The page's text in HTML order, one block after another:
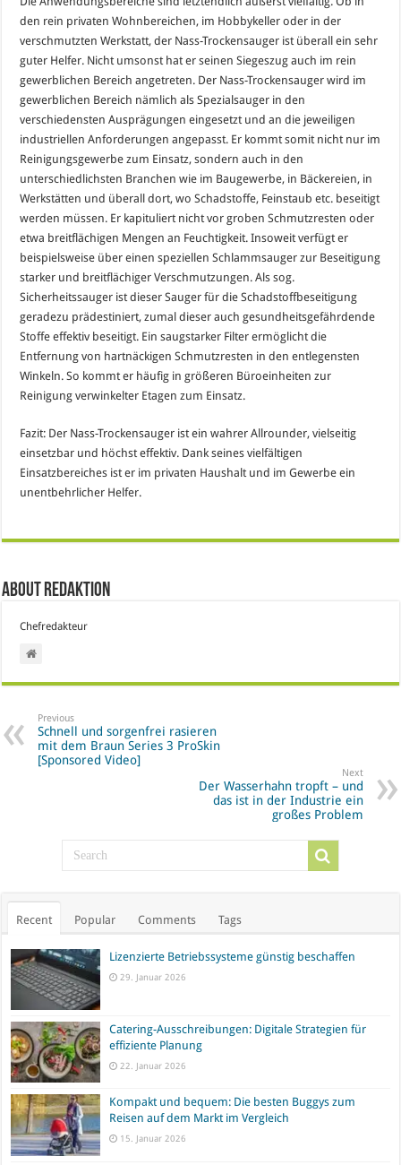
den rein privaten Wohnbereichen, im Hobbykeller oder in der
verschmutzten Werkstatt, der Nass-Trockensauger ist überall ein sehr
guter Helfer. Nicht umsonst hat er seinen Siegeszug auch im rein
gewerblichen Bereich angetreten. Der Nass-Trockensauger wird im
gewerblichen Bereich nämlich als Spezialsauger in den
verschiedensten Ausprägungen eingesetzt und an die jeweiligen
industriellen Anforderungen angepasst. Er kommt somit nicht nur im
Reinigungsgewerbe zum Einsatz, sondern auch in den
unterschiedlichsten Branchen wie im Baugewerbe, in Bäckereien, in
Werkstätten und überall dort, wo Schadstoffe, Feinstaub etc. beseitigt
werden müssen. Er kapituliert nicht vor groben Schmutzresten oder
etwa breitflächigen Mengen an Feuchtigkeit. Insoweit verfügt er
beispielsweise über einen speziellen Schlammsauger zur Beseitigung
starker und breitflächiger Verschmutzungen. Als sog.
Sicherheitssauger ist dieser Sauger für die Schadstoffbeseitigung
geradezu prädestiniert, zumal dieser auch gesundheitsgefährdende
Stoffe effektiv beseitigt. Ein saugstarker Filter ermöglicht die
Entfernung von hartnäckigen Schmutzresten in den entlegensten
Winkeln. So kommt er häufig in größeren Büroeinheiten zur
Reinigung verwinkelter Etagen zum Einsatz.
Fazit: Der Nass-Trockensauger ist ein wahrer Allrounder, vielseitig
einsetzbar und höchst effektiv. Dank seines vielfältigen
Einsatzbereiches ist er im privaten Haushalt und im Gewerbe ein
unentbehrlicher Helfer.
About Redaktion
Chefredakteur
Previous
Schnell und sorgenfrei rasieren
mit dem Braun Series 3 ProSkin
[Sponsored Video]
Next
Der Wasserhahn tropft – und
das ist in der Industrie ein
großes Problem
Recent Popular Comments Tags
Lizenzierte Betriebssysteme günstig beschaffen
29. Januar 2026
Catering-Ausschreibungen: Digitale Strategien für
effiziente Planung
22. Januar 2026
Kompakt und bequem: Die besten Buggys zum
Reisen auf dem Markt im Vergleich
15. Januar 2026